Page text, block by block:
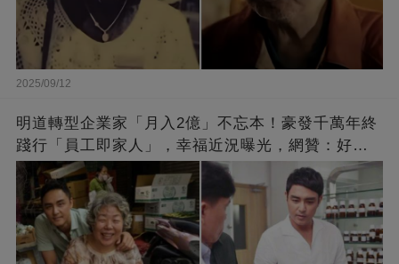
2025/09/12
明道轉型企業家「月入2億」不忘本！豪發千萬年終
踐行「員工即家人」，幸福近況曝光，網贊：好老
闆的福報